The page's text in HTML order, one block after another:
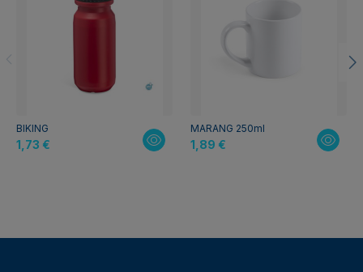
BIKING
1,73 €
MARANG 250ml
1,89 €